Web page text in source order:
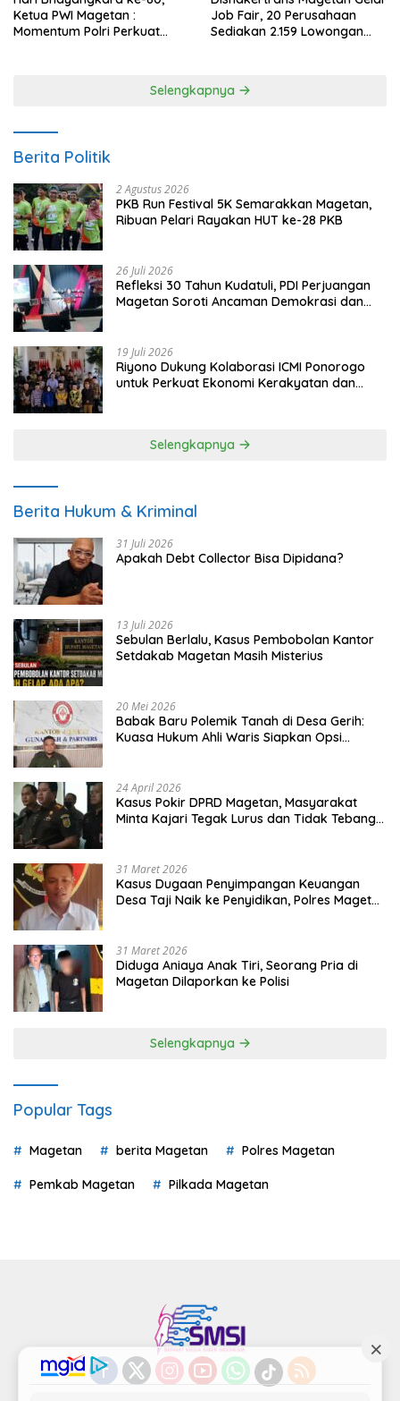
Ketua PWI Magetan :
Momentum Polri Perkuat
Job Fair, 20 Perusahaan
Sediakan 2.159 Lowongan
Selengkapnya
Berita Politik
2 Agustus 2026
PKB Run Festival 5K Semarakkan Magetan,
Ribuan Pelari Rayakan HUT ke-28 PKB
26 Juli 2026
Refleksi 30 Tahun Kudatuli, PDI Perjuangan
Magetan Soroti Ancaman Demokrasi dan
19 Juli 2026
Riyono Dukung Kolaborasi ICMI Ponorogo
untuk Perkuat Ekonomi Kerakyatan dan
Selengkapnya
Berita Hukum & Kriminal
31 Juli 2026
Apakah Debt Collector Bisa Dipidana?
13 Juli 2026
Sebulan Berlalu, Kasus Pembobolan Kantor
Setdakab Magetan Masih Misterius
20 Mei 2026
Babak Baru Polemik Tanah di Desa Gerih:
Kuasa Hukum Ahli Waris Siapkan Opsi
24 April 2026
Kasus Pokir DPRD Magetan, Masyarakat
Minta Kajari Tegak Lurus dan Tidak Tebang
31 Maret 2026
Kasus Dugaan Penyimpangan Keuangan
Desa Taji Naik ke Penyidikan, Polres Magetan
31 Maret 2026
Diduga Aniaya Anak Tiri, Seorang Pria di
Magetan Dilaporkan ke Polisi
Selengkapnya
Popular Tags
Magetan berita Magetan Polres Magetan
Pemkab Magetan Pilkada Magetan